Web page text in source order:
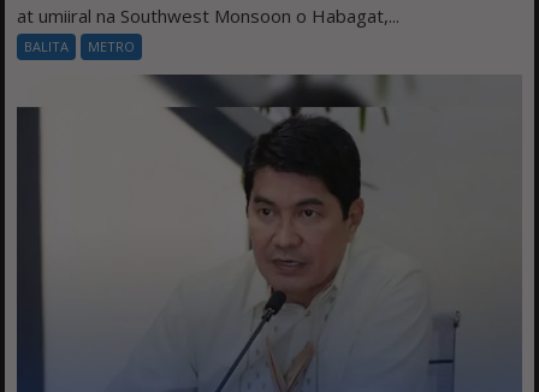
at umiiral na Southwest Monsoon o Habagat,...
BALITA METRO